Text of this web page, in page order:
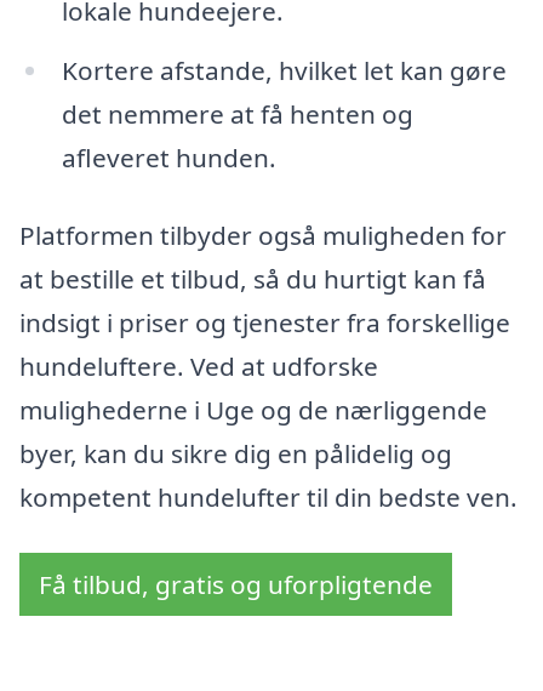
lokale hundeejere.
Kortere afstande, hvilket let kan gøre
det nemmere at få henten og
afleveret hunden.
Platformen tilbyder også muligheden for
at bestille et tilbud, så du hurtigt kan få
indsigt i priser og tjenester fra forskellige
hundeluftere. Ved at udforske
mulighederne i Uge og de nærliggende
byer, kan du sikre dig en pålidelig og
kompetent hundelufter til din bedste ven.
Få tilbud, gratis og uforpligtende